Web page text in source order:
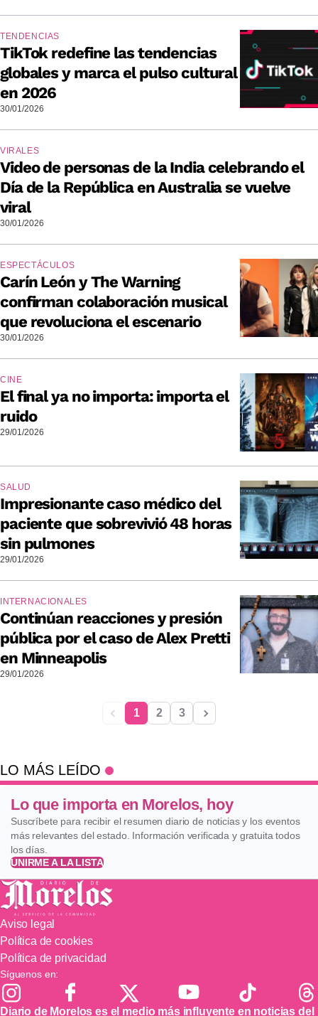
TENDENCIAS
TikTok redefine las tendencias
globales y marca el pulso cultural
en 2026
30/01/2026
VIRALES
Video de personas de la India celebrando el
Día de la República en Australia se vuelve
viral
30/01/2026
ESPECTÁCULOS
Carín León y The Warning
confirman colaboración musical
que revoluciona el escenario
30/01/2026
CINE
El final ya no importa: importa el
ruido
29/01/2026
SALUD
Impresionante caso médico del
paciente que sobrevivió 48 horas
sin pulmones
29/01/2026
INTERNACIONALES
Continúan reacciones y presión
pública por el caso de Alex Pretti
en Minneapolis
29/01/2026
1 2 3
LO MÁS LEÍDO
Lo que importa en Morelos, hoy
Suscríbete para recibir el resumen diario de noticias y los eventos
más relevantes del estado. Información verificada y gratuita todos
los días.
UNIRME A LA LISTA
Aviso legal
Política de cookies
Política de privacidad
Síguenos en:
Diario de Morelos es el medio más influyente en noticias del